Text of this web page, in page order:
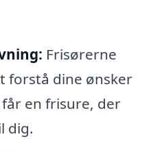
Frisørerne
forstå dine ønsker
en frisure, der
dig.